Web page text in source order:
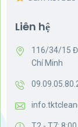
Liên hệ
116/34/15
Chí Minh